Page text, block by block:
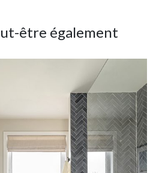
être également